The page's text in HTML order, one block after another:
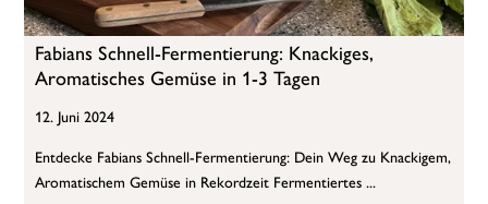
Fabians Schnell-Fermentierung: Knackiges,
Aromatisches Gemüse in 1-3 Tagen
12. Juni 2024
Entdecke Fabians Schnell-Fermentierung: Dein Weg zu Knackigem,
Aromatischem Gemüse in Rekordzeit Fermentiertes ...